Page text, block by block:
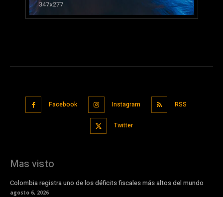
Facebook Instagram RSS
Twitter
Mas visto
Colombia registra uno de los déficits fiscales más altos del mundo
agosto 6, 2026